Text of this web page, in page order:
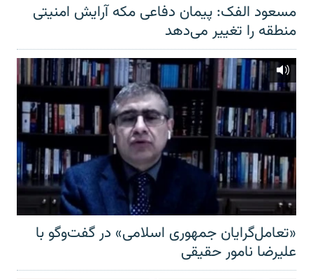
مسعود الفک: پیمان دفاعی مکه آرایش امنیتی
منطقه را تغییر می‌دهد
«تعامل‌گرایان جمهوری اسلامی» در گفت‌وگو با
علیرضا نامور حقیقی